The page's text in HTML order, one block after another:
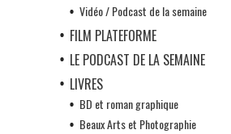
Vidéo / Podcast de la semaine
FILM PLATEFORME
LE PODCAST DE LA SEMAINE
LIVRES
BD et roman graphique
Beaux Arts et Photographie